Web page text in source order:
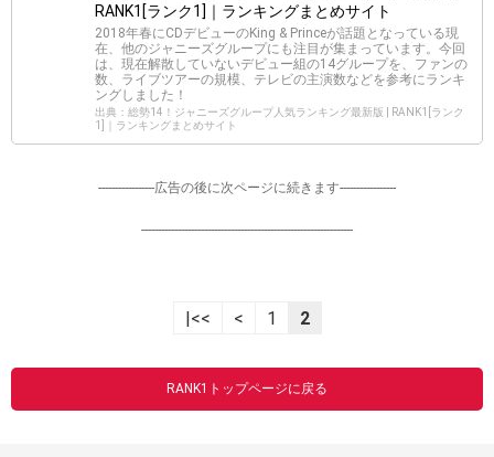
RANK1[ランク1]｜ランキングまとめサイト
2018年春にCDデビューのKing & Princeが話題となっている現
在、他のジャニーズグループにも注目が集まっています。今回
は、現在解散していないデビュー組の14グループを、ファンの
数、ライブツアーの規模、テレビの主演数などを参考にランキ
ングしました！
出典：総勢14！ジャニーズグループ人気ランキング最新版 | RANK1[ランク
1]｜ランキングまとめサイト
-----------------広告の後に次ページに続きます-----------------
----------------------------------------------------------------
|<< < 1 2
RANK1トップページに戻る